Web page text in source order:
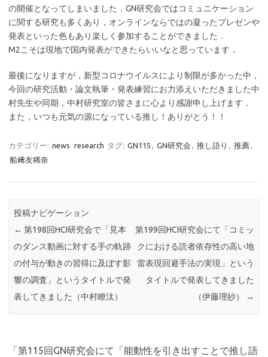
の開催となってしまいました．GN研究会ではコミュニケーション
に関する研究も多くあり，オンラインならではの凝ったプレゼンや
発表といった色もあり楽しく参加することができました．
M2こそは現地で国内発表ができたらいいなと思っています．
最後になりますが，新型コロナウイルスにより制限が多かった中，
今回の研究活動・論文執筆・発表練習にお力添えいただきました中
村先生や同期，中村研究室の皆さまに心より感謝申し上げます．
また，いつも元気の源になっている推し！ありがとう！！
カテゴリー: news research タグ: GN115 GN研究会 推し語り 推薦
船﨑友稀奈
投稿ナビゲーション
← 第198回HCI研究会で「見本
のダンス動画に対する手の軌跡
の付与が動きの習得に及ぼす影
響の調査」というタイトルで発
表してきました（中村瞭汰）
第199回HCI研究会にて「コミッ
クにおける読者依存性の高い地
雷表現回避手法の実現」という
タイトルで発表してきました
（伊藤理紗）
→
「 第115回GN研究会にて「能動性を引き出すことで推し語